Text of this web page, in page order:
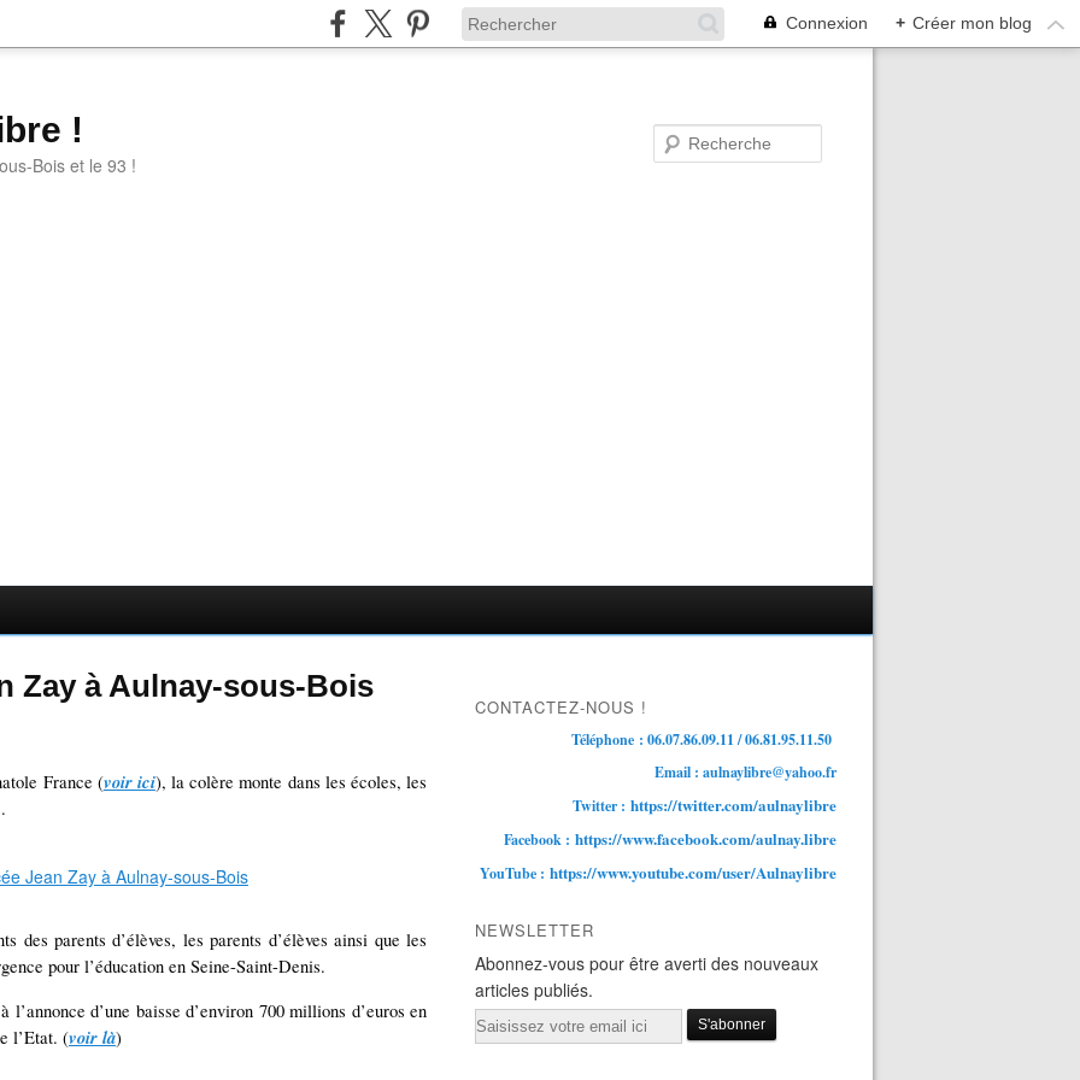
Connexion + Créer mon blog
!
Bois et le 93 !
Zay à Aulnay-sous-Bois
France (voir ici), la colère monte dans les écoles, les
des parents d’élèves, les parents d’élèves ainsi que les
pour l’éducation en Seine-Saint-Denis.
d’une baisse d’environ 700 millions d’euros en
l’Etat. (voir là)
CONTACTEZ-NOUS !
Téléphone : 06.07.86.09.11 / 06.81.95.11.50
Email : aulnaylibre@yahoo.fr
Twitter : https://twitter.com/aulnaylibre
Facebook : https://www.facebook.com/aulnay.libre
YouTube : https://www.youtube.com/user/Aulnaylibre
NEWSLETTER
Abonnez-vous pour être averti des nouveaux
articles publiés.
Email